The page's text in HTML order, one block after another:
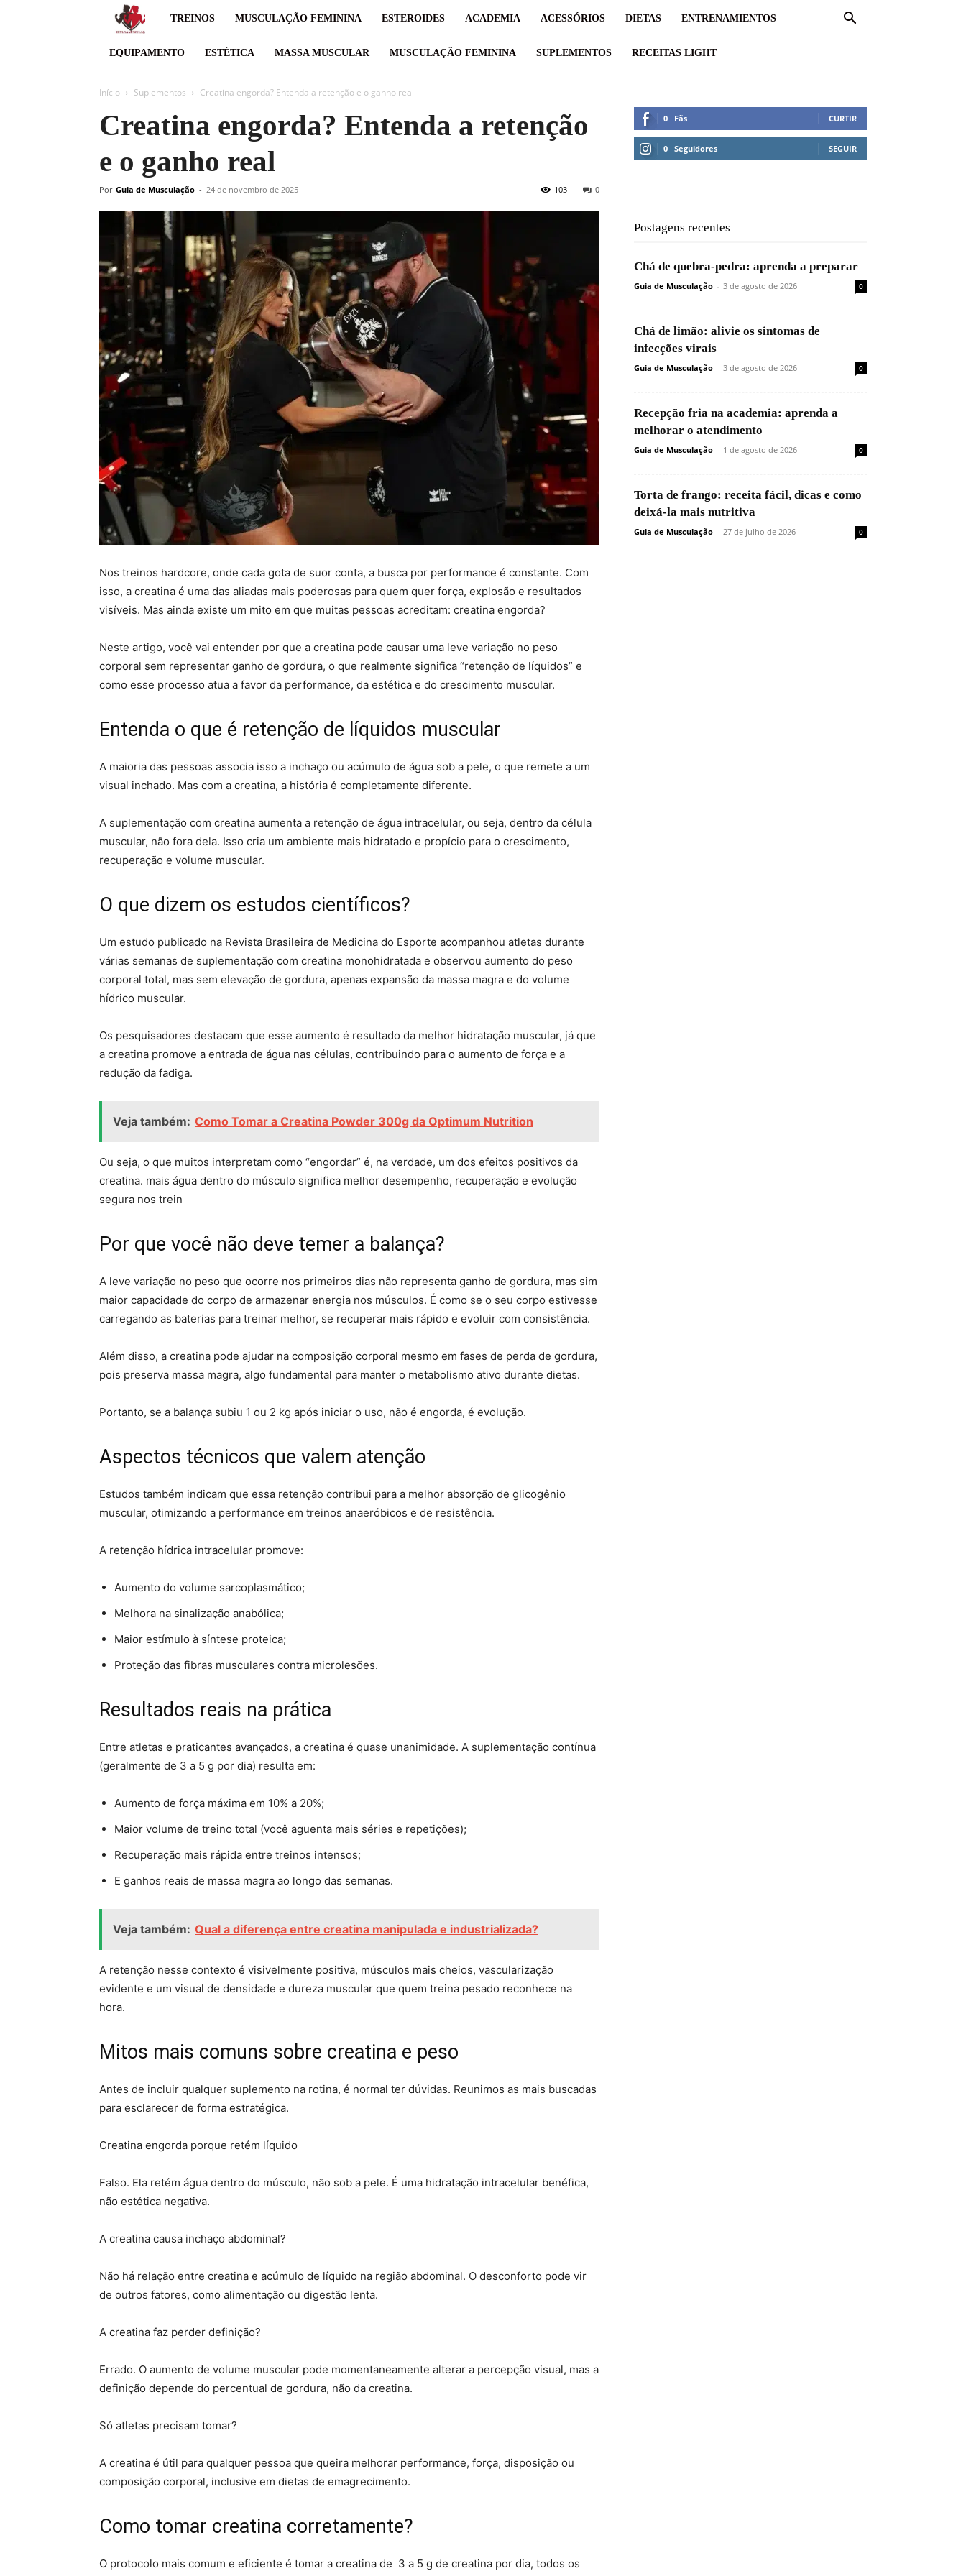
Guia
de
musculação,
Suor
hoje,
resultado
amanhã.
TREINOS MUSCULAÇÃO FEMININA ESTEROIDES ACADEMIA ACESSÓRIOS DIETAS ENTRENAMIENTOS
EQUIPAMENTO ESTÉTICA MASSA MUSCULAR MUSCULAÇÃO FEMININA SUPLEMENTOS RECEITAS LIGHT
Início Suplementos Creatina engorda? Entenda a retenção e o ganho real
Creatina engorda? Entenda a retenção
e o ganho real
Por Guia de Musculação - 24 de novembro de 2025 0
103
Nos treinos hardcore, onde cada gota de suor conta, a busca por performance é constante. Com
isso, a creatina é uma das aliadas mais poderosas para quem quer força, explosão e resultados
visíveis. Mas ainda existe um mito em que muitas pessoas acreditam: creatina engorda?
Neste artigo, você vai entender por que a creatina pode causar uma leve variação no peso
corporal sem representar ganho de gordura, o que realmente significa “retenção de líquidos” e
como esse processo atua a favor da performance, da estética e do crescimento muscular.
Entenda o que é retenção de líquidos muscular
A maioria das pessoas associa isso a inchaço ou acúmulo de água sob a pele, o que remete a um
visual inchado. Mas com a creatina, a história é completamente diferente.
A suplementação com creatina aumenta a retenção de água intracelular, ou seja, dentro da célula
muscular, não fora dela. Isso cria um ambiente mais hidratado e propício para o crescimento,
recuperação e volume muscular.
O que dizem os estudos científicos?
Um estudo publicado na Revista Brasileira de Medicina do Esporte acompanhou atletas durante
várias semanas de suplementação com creatina monohidratada e observou aumento do peso
corporal total, mas sem elevação de gordura, apenas expansão da massa magra e do volume
hídrico muscular.
Os pesquisadores destacam que esse aumento é resultado da melhor hidratação muscular, já que
a creatina promove a entrada de água nas células, contribuindo para o aumento de força e a
redução da fadiga.
Veja também: Como Tomar a Creatina Powder 300g da Optimum Nutrition
Ou seja, o que muitos interpretam como “engordar” é, na verdade, um dos efeitos positivos da
creatina. mais água dentro do músculo significa melhor desempenho, recuperação e evolução
segura nos trein
Por que você não deve temer a balança?
A leve variação no peso que ocorre nos primeiros dias não representa ganho de gordura, mas sim
maior capacidade do corpo de armazenar energia nos músculos. É como se o seu corpo estivesse
carregando as baterias para treinar melhor, se recuperar mais rápido e evoluir com consistência.
Além disso, a creatina pode ajudar na composição corporal mesmo em fases de perda de gordura,
pois preserva massa magra, algo fundamental para manter o metabolismo ativo durante dietas.
Portanto, se a balança subiu 1 ou 2 kg após iniciar o uso, não é engorda, é evolução.
Aspectos técnicos que valem atenção
Estudos também indicam que essa retenção contribui para a melhor absorção de glicogênio
muscular, otimizando a performance em treinos anaeróbicos e de resistência.
A retenção hídrica intracelular promove:
Aumento do volume sarcoplasmático;
Melhora na sinalização anabólica;
Maior estímulo à síntese proteica;
Proteção das fibras musculares contra microlesões.
Resultados reais na prática
Entre atletas e praticantes avançados, a creatina é quase unanimidade. A suplementação contínua
(geralmente de 3 a 5 g por dia) resulta em:
Aumento de força máxima em 10% a 20%;
Maior volume de treino total (você aguenta mais séries e repetições);
Recuperação mais rápida entre treinos intensos;
E ganhos reais de massa magra ao longo das semanas.
Veja também: Qual a diferença entre creatina manipulada e industrializada?
A retenção nesse contexto é visivelmente positiva, músculos mais cheios, vascularização
evidente e um visual de densidade e dureza muscular que quem treina pesado reconhece na
hora.
Mitos mais comuns sobre creatina e peso
Antes de incluir qualquer suplemento na rotina, é normal ter dúvidas. Reunimos as mais buscadas
para esclarecer de forma estratégica.
Creatina engorda porque retém líquido
Falso. Ela retém água dentro do músculo, não sob a pele. É uma hidratação intracelular benéfica,
não estética negativa.
A creatina causa inchaço abdominal?
Não há relação entre creatina e acúmulo de líquido na região abdominal. O desconforto pode vir
de outros fatores, como alimentação ou digestão lenta.
A creatina faz perder definição?
Errado. O aumento de volume muscular pode momentaneamente alterar a percepção visual, mas a
definição depende do percentual de gordura, não da creatina.
Só atletas precisam tomar?
A creatina é útil para qualquer pessoa que queira melhorar performance, força, disposição ou
composição corporal, inclusive em dietas de emagrecimento.
Como tomar creatina corretamente?
O protocolo mais comum e eficiente é tomar a creatina de 3 a 5 g de creatina por dia, todos os
0 Fãs CURTIR
0 Seguidores SEGUIR
Postagens recentes
Chá de quebra-pedra: aprenda a preparar
Guia de Musculação - 3 de agosto de 2026 0
Chá de limão: alivie os sintomas de
infecções virais
Guia de Musculação - 3 de agosto de 2026 0
Recepção fria na academia: aprenda a
melhorar o atendimento
Guia de Musculação - 1 de agosto de 2026 0
Torta de frango: receita fácil, dicas e como
deixá-la mais nutritiva
Guia de Musculação - 27 de julho de 2026 0